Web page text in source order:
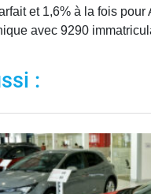
et 1,6% à la fois
avec 9290
: